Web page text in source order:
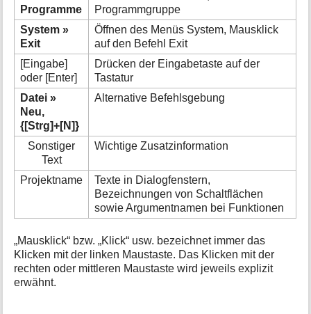
Programme
Programmgruppe
System »
Exit
Öffnen des Menüs System, Mausklick
auf den Befehl Exit
[Eingabe]
oder [Enter]
Drücken der Eingabetaste auf der
Tastatur
Datei »
Neu,
{[Strg]+[N]}
Alternative Befehlsgebung
Sonstiger
Text
Wichtige Zusatzinformation
Projektname
Texte in Dialogfenstern,
Bezeichnungen von Schaltflächen
sowie Argumentnamen bei Funktionen
„Mausklick“ bzw. „Klick“ usw. bezeichnet immer das
Klicken mit der linken Maustaste. Das Klicken mit der
rechten oder mittleren Maustaste wird jeweils explizit
erwähnt.